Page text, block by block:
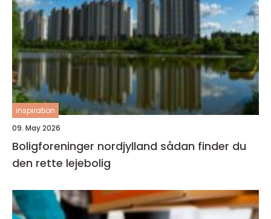
inspiration
09. May 2026
Boligforeninger nordjylland sådan finder du
den rette lejebolig